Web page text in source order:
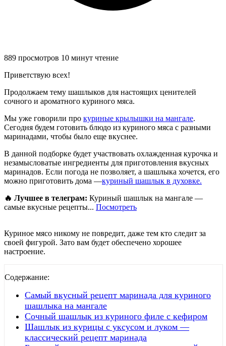
889 просмотров 10 минут чтение
Приветствую всех!
Продолжаем тему шашлыков для настоящих ценителей
сочного и ароматного куриного мяса.
Мы уже говорили про куриные крылышки на мангале.
Сегодня будем готовить блюдо из куриного мяса с разными
маринадами, чтобы было еще вкуснее.
В данной подборке будет участвовать охлажденная курочка и
незамысловатые ингредиенты для приготовления вкусных
маринадов. Если погода не позволяет, а шашлыка хочется, его
можно приготовить дома —куриный шашлык в духовке.
🔥 Лучшее в телеграм: Куриный шашлык на мангале —
самые вкусные рецепты... Посмотреть
Куриное мясо никому не повредит, даже тем кто следит за
своей фигурой. Зато вам будет обеспечено хорошее
настроение.
Содержание:
Самый вкусный рецепт маринада для куриного
шашлыка на мангале
Сочный шашлык из куриного филе с кефиром
Шашлык из курицы с уксусом и луком —
классический рецепт маринада